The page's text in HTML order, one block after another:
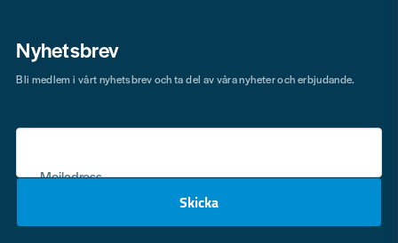
Nyhetsbrev
Mejladress
Skicka
Bli medlem i vårt nyhetsbrev och ta del av våra nyheter och erbjudande.